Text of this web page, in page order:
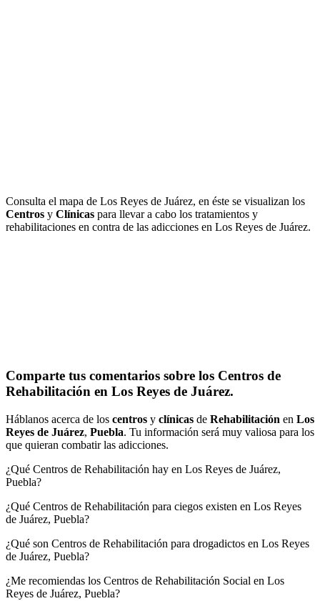
Consulta el mapa de Los Reyes de Juárez, en éste se visualizan los
Centros y Clínicas para llevar a cabo los tratamientos y
rehabilitaciones en contra de las adicciones en Los Reyes de Juárez.
Comparte tus comentarios sobre los Centros de
Rehabilitación en Los Reyes de Juárez.
Háblanos acerca de los centros y clínicas de Rehabilitación en Los
Reyes de Juárez, Puebla. Tu información será muy valiosa para los
que quieran combatir las adicciones.
¿Qué Centros de Rehabilitación hay en Los Reyes de Juárez,
Puebla?
¿Qué Centros de Rehabilitación para ciegos existen en Los Reyes
de Juárez, Puebla?
¿Qué son Centros de Rehabilitación para drogadictos en Los Reyes
de Juárez, Puebla?
¿Me recomiendas los Centros de Rehabilitación Social en Los
Reyes de Juárez, Puebla?